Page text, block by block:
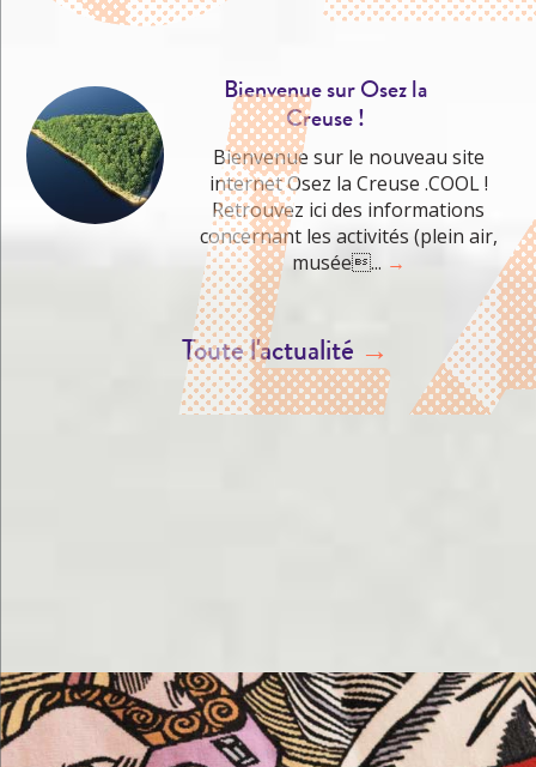
Bienvenue sur Osez la
Creuse !
Bienvenue sur le nouveau site
internet Osez la Creuse .COOL !
Retrouvez ici des informations
concernant les activités (plein air,
musée... →
Toute l'actualité →